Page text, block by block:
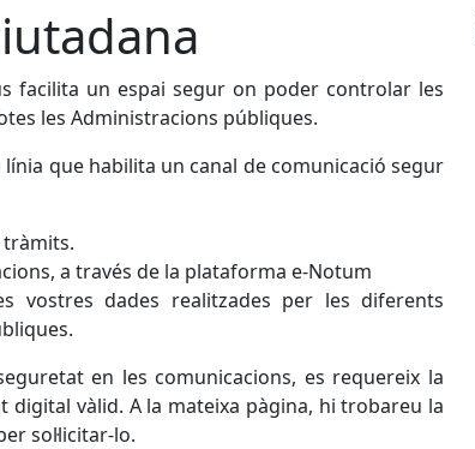
facilita un espai segur on poder controlar les
les Administracions públiques.
que habilita un canal de comunicació segur
tràmits.
a través de la plataforma e-Notum
vostres dades realitzades per les diferents
en les comunicacions, es requereix la
digital vàlid. A la mateixa pàgina, hi trobareu la
sol·licitar-lo.